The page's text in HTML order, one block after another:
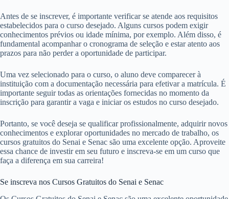
Antes de se inscrever, é importante verificar se atende aos requisitos
estabelecidos para o curso desejado. Alguns cursos podem exigir
conhecimentos prévios ou idade mínima, por exemplo. Além disso, é
fundamental acompanhar o cronograma de seleção e estar atento aos
prazos para não perder a oportunidade de participar.
Uma vez selecionado para o curso, o aluno deve comparecer à
instituição com a documentação necessária para efetivar a matrícula. É
importante seguir todas as orientações fornecidas no momento da
inscrição para garantir a vaga e iniciar os estudos no curso desejado.
Portanto, se você deseja se qualificar profissionalmente, adquirir novos
conhecimentos e explorar oportunidades no mercado de trabalho, os
cursos gratuitos do Senai e Senac são uma excelente opção. Aproveite
essa chance de investir em seu futuro e inscreva-se em um curso que
faça a diferença em sua carreira!
Se inscreva nos Cursos Gratuitos do Senai e Senac